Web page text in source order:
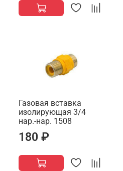
Газовая вставка
изолирующая 3/4
нар.-нар. 1508
180 ₽